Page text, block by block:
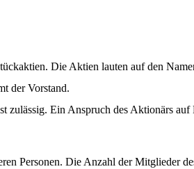
Die Aktien lauten auf den
der Vorstand.
Ein Anspruch des Aktionärs
Personen. Die Anzahl der Mitglieder